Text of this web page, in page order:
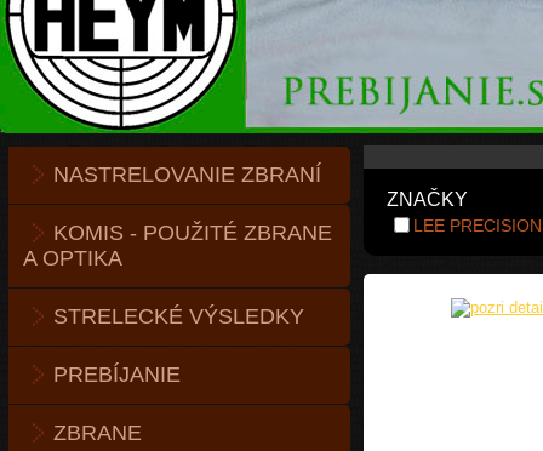
NASTRELOVANIE ZBRANÍ
KOMIS - POUŽITÉ ZBRANE
A OPTIKA
STRELECKÉ VÝSLEDKY
PREBÍJANIE
ZBRANE
ZNAČKY
LEE PRECISION